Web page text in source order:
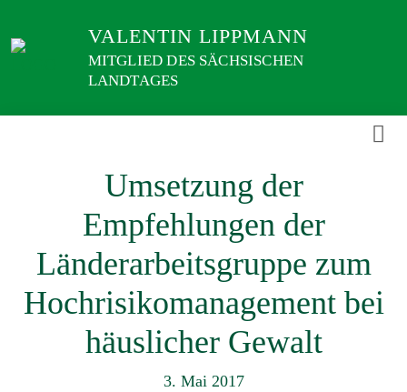
zum
VALENTIN LIPPMANN
MITGLIED DES SÄCHSISCHEN
LANDTAGES
Umsetzung der
Empfehlungen der
Länderarbeitsgruppe zum
Hochrisikomanagement bei
häuslicher Gewalt
3. Mai 2017